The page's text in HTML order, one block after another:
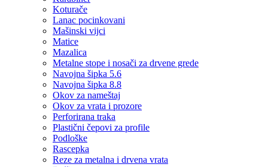
Koturače
Lanac pocinkovani
Mašinski vijci
Matice
Mazalica
Metalne stope i nosači za drvene grede
Navojna šipka 5.6
Navojna šipka 8.8
Okov za nameštaj
Okov za vrata i prozore
Perforirana traka
Plastični čepovi za profile
Podloške
Rascepka
Reze za metalna i drvena vrata